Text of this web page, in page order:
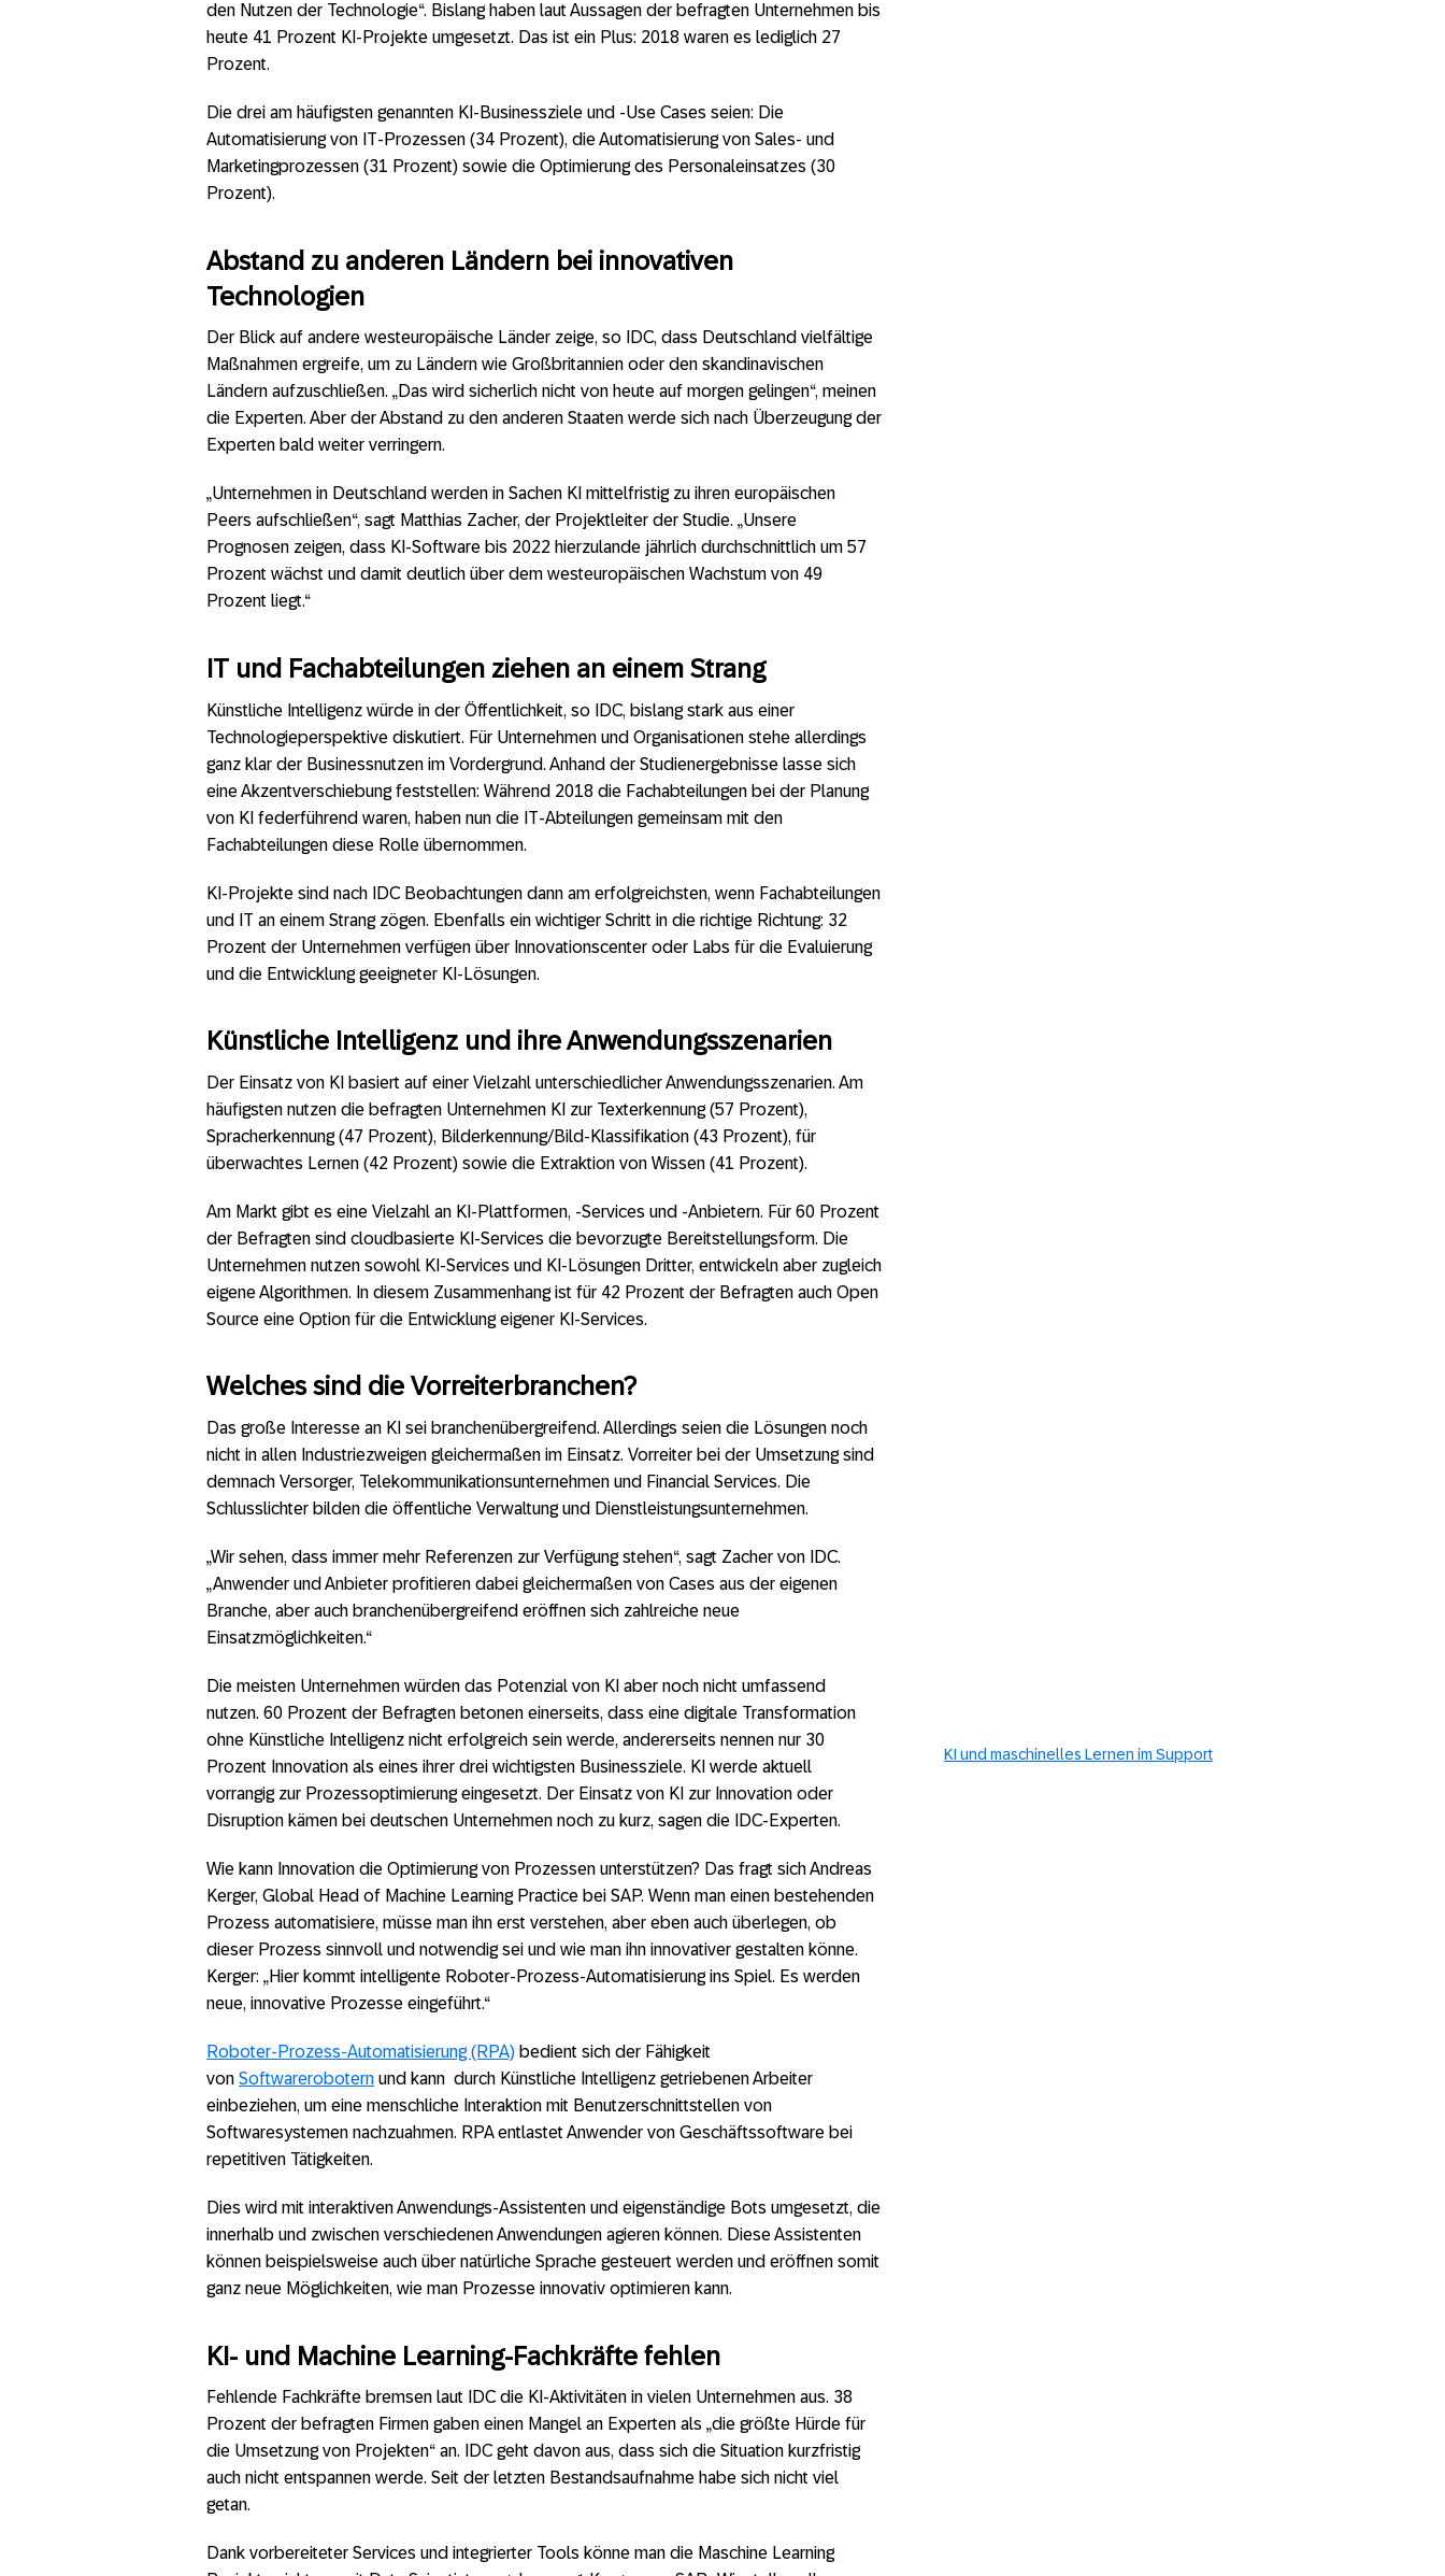
den Nutzen der Technologie“. Bislang haben laut Aussagen der befragten Unternehmen bis
heute 41 Prozent KI-Projekte umgesetzt. Das ist ein Plus: 2018 waren es lediglich 27
Prozent.
Die drei am häufigsten genannten KI-Businessziele und -Use Cases seien: Die
Automatisierung von IT-Prozessen (34 Prozent), die Automatisierung von Sales- und
Marketingprozessen (31 Prozent) sowie die Optimierung des Personaleinsatzes (30
Prozent).
Abstand zu anderen Ländern bei innovativen
Technologien
Der Blick auf andere westeuropäische Länder zeige, so IDC, dass Deutschland vielfältige
Maßnahmen ergreife, um zu Ländern wie Großbritannien oder den skandinavischen
Ländern aufzuschließen. „Das wird sicherlich nicht von heute auf morgen gelingen“, meinen
die Experten. Aber der Abstand zu den anderen Staaten werde sich nach Überzeugung der
Experten bald weiter verringern.
„Unternehmen in Deutschland werden in Sachen KI mittelfristig zu ihren europäischen
Peers aufschließen“, sagt Matthias Zacher, der Projektleiter der Studie. „Unsere
Prognosen zeigen, dass KI-Software bis 2022 hierzulande jährlich durchschnittlich um 57
Prozent wächst und damit deutlich über dem westeuropäischen Wachstum von 49
Prozent liegt.“
IT und Fachabteilungen ziehen an einem Strang
Künstliche Intelligenz würde in der Öffentlichkeit, so IDC, bislang stark aus einer
Technologieperspektive diskutiert. Für Unternehmen und Organisationen stehe allerdings
ganz klar der Businessnutzen im Vordergrund. Anhand der Studienergebnisse lasse sich
eine Akzentverschiebung feststellen: Während 2018 die Fachabteilungen bei der Planung
von KI federführend waren, haben nun die IT-Abteilungen gemeinsam mit den
Fachabteilungen diese Rolle übernommen.
KI-Projekte sind nach IDC Beobachtungen dann am erfolgreichsten, wenn Fachabteilungen
und IT an einem Strang zögen. Ebenfalls ein wichtiger Schritt in die richtige Richtung: 32
Prozent der Unternehmen verfügen über Innovationscenter oder Labs für die Evaluierung
und die Entwicklung geeigneter KI-Lösungen.
Künstliche Intelligenz und ihre Anwendungsszenarien
Der Einsatz von KI basiert auf einer Vielzahl unterschiedlicher Anwendungsszenarien. Am
häufigsten nutzen die befragten Unternehmen KI zur Texterkennung (57 Prozent),
Spracherkennung (47 Prozent), Bilderkennung/Bild-Klassifikation (43 Prozent), für
überwachtes Lernen (42 Prozent) sowie die Extraktion von Wissen (41 Prozent).
Am Markt gibt es eine Vielzahl an KI-Plattformen, -Services und -Anbietern. Für 60 Prozent
der Befragten sind cloudbasierte KI-Services die bevorzugte Bereitstellungsform. Die
Unternehmen nutzen sowohl KI-Services und KI-Lösungen Dritter, entwickeln aber zugleich
eigene Algorithmen. In diesem Zusammenhang ist für 42 Prozent der Befragten auch Open
Source eine Option für die Entwicklung eigener KI-Services.
Welches sind die Vorreiterbranchen?
Das große Interesse an KI sei branchenübergreifend. Allerdings seien die Lösungen noch
nicht in allen Industriezweigen gleichermaßen im Einsatz. Vorreiter bei der Umsetzung sind
demnach Versorger, Telekommunikationsunternehmen und Financial Services. Die
Schlusslichter bilden die öffentliche Verwaltung und Dienstleistungsunternehmen.
„Wir sehen, dass immer mehr Referenzen zur Verfügung stehen“, sagt Zacher von IDC.
„Anwender und Anbieter profitieren dabei gleichermaßen von Cases aus der eigenen
Branche, aber auch branchenübergreifend eröffnen sich zahlreiche neue
Einsatzmöglichkeiten.“
Die meisten Unternehmen würden das Potenzial von KI aber noch nicht umfassend
nutzen. 60 Prozent der Befragten betonen einerseits, dass eine digitale Transformation
ohne Künstliche Intelligenz nicht erfolgreich sein werde, andererseits nennen nur 30
Prozent Innovation als eines ihrer drei wichtigsten Businessziele. KI werde aktuell
vorrangig zur Prozessoptimierung eingesetzt. Der Einsatz von KI zur Innovation oder
Disruption kämen bei deutschen Unternehmen noch zu kurz, sagen die IDC-Experten.
Wie kann Innovation die Optimierung von Prozessen unterstützen? Das fragt sich Andreas
Kerger, Global Head of Machine Learning Practice bei SAP. Wenn man einen bestehenden
Prozess automatisiere, müsse man ihn erst verstehen, aber eben auch überlegen, ob
dieser Prozess sinnvoll und notwendig sei und wie man ihn innovativer gestalten könne.
Kerger: „Hier kommt intelligente Roboter-Prozess-Automatisierung ins Spiel. Es werden
neue, innovative Prozesse eingeführt.“
Roboter-Prozess-Automatisierung (RPA) bedient sich der Fähigkeit
von Softwarerobotern und kann durch Künstliche Intelligenz getriebenen Arbeiter
einbeziehen, um eine menschliche Interaktion mit Benutzerschnittstellen von
Softwaresystemen nachzuahmen. RPA entlastet Anwender von Geschäftssoftware bei
repetitiven Tätigkeiten.
Dies wird mit interaktiven Anwendungs-Assistenten und eigenständige Bots umgesetzt, die
innerhalb und zwischen verschiedenen Anwendungen agieren können. Diese Assistenten
können beispielsweise auch über natürliche Sprache gesteuert werden und eröffnen somit
ganz neue Möglichkeiten, wie man Prozesse innovativ optimieren kann.
KI- und Machine Learning-Fachkräfte fehlen
Fehlende Fachkräfte bremsen laut IDC die KI-Aktivitäten in vielen Unternehmen aus. 38
Prozent der befragten Firmen gaben einen Mangel an Experten als „die größte Hürde für
die Umsetzung von Projekten“ an. IDC geht davon aus, dass sich die Situation kurzfristig
auch nicht entspannen werde. Seit der letzten Bestandsaufnahme habe sich nicht viel
getan.
Dank vorbereiteter Services und integrierter Tools könne man die Maschine Learning
KI und maschinelles Lernen im Support